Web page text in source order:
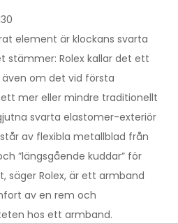
element är klockans svarta
stämmer: Rolex kallar det ett
om det vid första
mer eller mindre traditionellt
svarta elastomer-exteriör
av flexibla metallblad från
”längsgående kuddar” för
säger Rolex, är ett armband
av en rem och
hos ett armband.